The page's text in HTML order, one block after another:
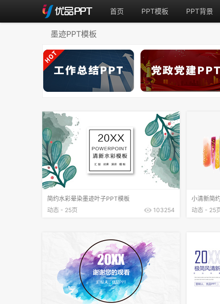
首页 PPT模板 PPT背景
墨迹PPT模板
简约水彩晕染墨迹叶子PPT模板
动态 - 25页
103254
小清新简
动态 - 25